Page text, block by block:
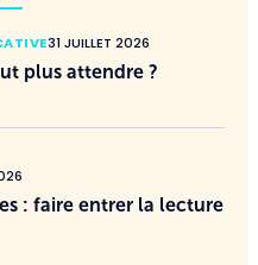
31 JUILLET 2026
plus attendre ?
: faire entrer la lecture